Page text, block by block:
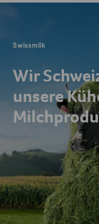
Swissmilk
Wir
unsere